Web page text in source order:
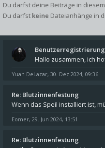
Du darfst deine Beiträge in
Du darfst keine Dateianhänge in
Yuan DeLazar, 30. Dez 2024, 09:36
Re: Blutzinnenfestung
Eomer, 29. Jun 2024, 13:51
Re: Blutzinnenfestung